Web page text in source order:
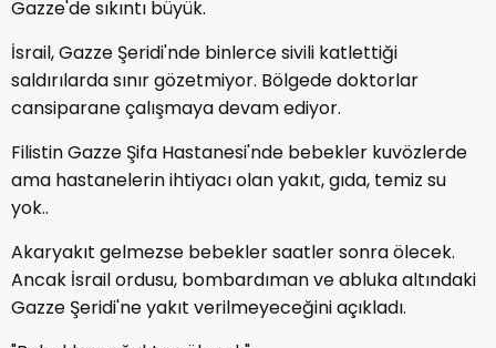
Gazze'de sıkıntı büyük.
İsrail, Gazze Şeridi'nde binlerce sivili katlettiği
saldırılarda sınır gözetmiyor. Bölgede doktorlar
cansiparane çalışmaya devam ediyor.
Filistin Gazze Şifa Hastanesi'nde bebekler kuvözlerde
ama hastanelerin ihtiyacı olan yakıt, gıda, temiz su
yok..
Akaryakıt gelmezse bebekler saatler sonra ölecek.
Ancak İsrail ordusu, bombardıman ve abluka altındaki
Gazze Şeridi'ne yakıt verilmeyeceğini açıkladı.